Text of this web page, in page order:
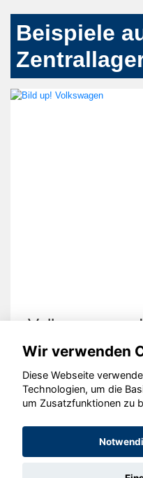
Beispiele
Volkswagen up!
©
Wir verwenden
Diese Webseite
Technologien, um die
um Zusatzfunktionen zu